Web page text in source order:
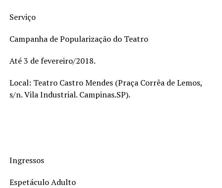
Serviço
Campanha de Popularização do Teatro
Até 3 de fevereiro/2018.
Local: Teatro Castro Mendes (Praça Corrêa de Lemos,
s/n. Vila Industrial. Campinas.SP).
Ingressos
Espetáculo Adulto